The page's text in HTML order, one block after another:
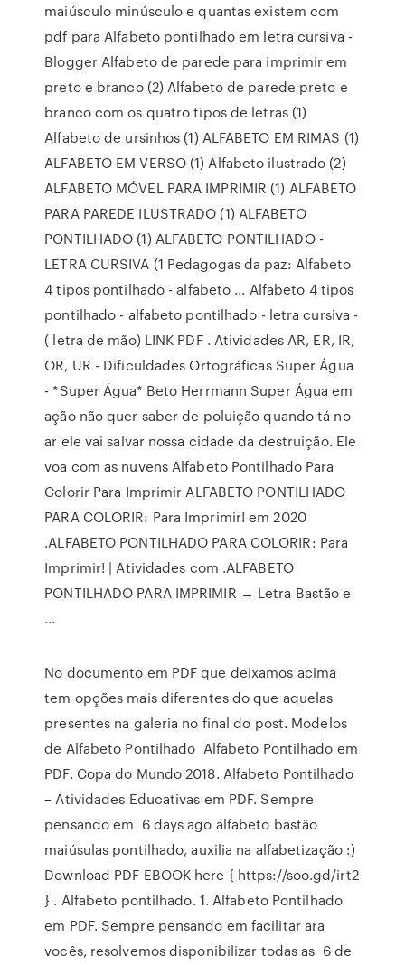
maiúsculo minúsculo e quantas existem com
pdf para Alfabeto pontilhado em letra cursiva -
Blogger Alfabeto de parede para imprimir em
preto e branco (2) Alfabeto de parede preto e
branco com os quatro tipos de letras (1)
Alfabeto de ursinhos (1) ALFABETO EM RIMAS (1)
ALFABETO EM VERSO (1) Alfabeto ilustrado (2)
ALFABETO MÓVEL PARA IMPRIMIR (1) ALFABETO
PARA PAREDE ILUSTRADO (1) ALFABETO
PONTILHADO (1) ALFABETO PONTILHADO -
LETRA CURSIVA (1 Pedagogas da paz: Alfabeto
4 tipos pontilhado - alfabeto ... Alfabeto 4 tipos
pontilhado - alfabeto pontilhado - letra cursiva -
( letra de mão) LINK PDF . Atividades AR, ER, IR,
OR, UR - Dificuldades Ortográficas Super Água
- *Super Água* Beto Herrmann Super Água em
ação não quer saber de poluição quando tá no
ar ele vai salvar nossa cidade da destruição. Ele
voa com as nuvens Alfabeto Pontilhado Para
Colorir Para Imprimir ALFABETO PONTILHADO
PARA COLORIR: Para Imprimir! em 2020
.ALFABETO PONTILHADO PARA COLORIR: Para
Imprimir! | Atividades com .ALFABETO
PONTILHADO PARA IMPRIMIR → Letra Bastão e
…
No documento em PDF que deixamos acima
tem opções mais diferentes do que aquelas
presentes na galeria no final do post. Modelos
de Alfabeto Pontilhado Alfabeto Pontilhado em
PDF. Copa do Mundo 2018. Alfabeto Pontilhado
– Atividades Educativas em PDF. Sempre
pensando em 6 days ago alfabeto bastão
maiúsulas pontilhado, auxilia na alfabetização :)
Download PDF EBOOK here { https://soo.gd/irt2
} . Alfabeto pontilhado. 1. Alfabeto Pontilhado
em PDF. Sempre pensando em facilitar ara
vocês, resolvemos disponibilizar todas as 6 de